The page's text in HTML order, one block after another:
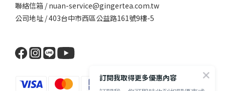
聯絡信箱 / nuan-service@gingertea.com.tw
公司地址 / 403台中市西區公益路161號9樓-5
訂閱我取得更多優惠內容